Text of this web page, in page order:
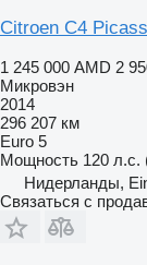
Citroen C4
1 245 000 AMD 2
Микровэн
2014
296 207 км
Euro 5
Мощность 120 л.с.
Нидерланды,
Связаться с